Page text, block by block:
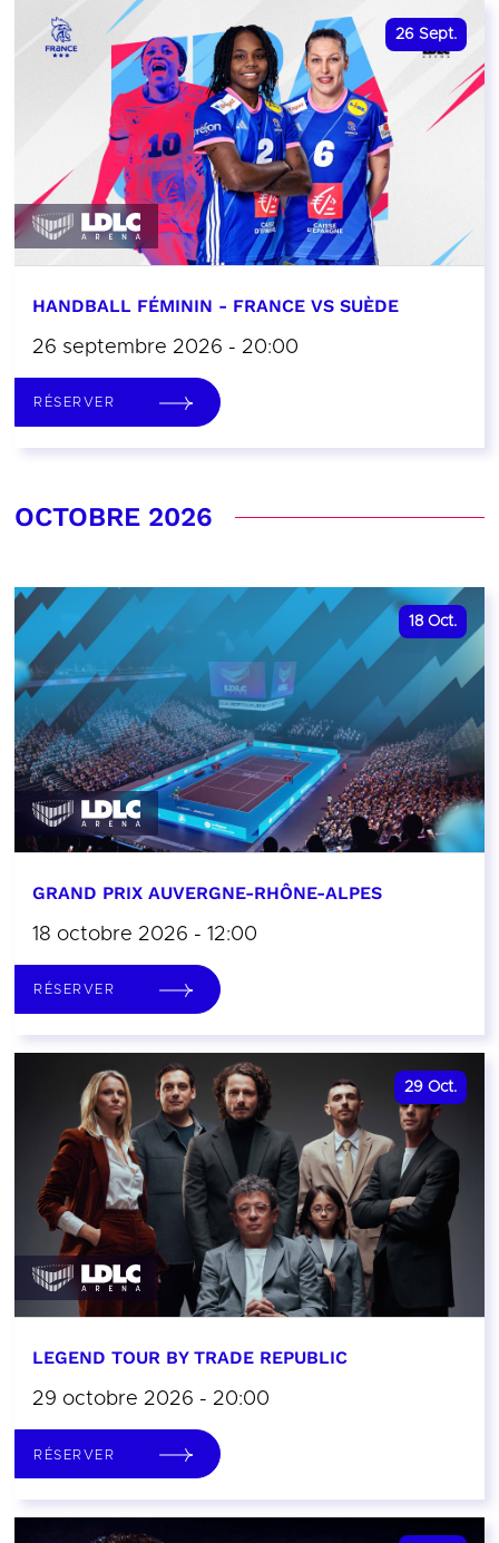
26 Sept.
HANDBALL FÉMININ - FRANCE VS SUÈDE
26 septembre 2026 - 20:00
RÉSERVER
OCTOBRE 2026
18 Oct.
GRAND PRIX AUVERGNE-RHÔNE-ALPES
18 octobre 2026 - 12:00
RÉSERVER
29 Oct.
LEGEND TOUR BY TRADE REPUBLIC
29 octobre 2026 - 20:00
RÉSERVER